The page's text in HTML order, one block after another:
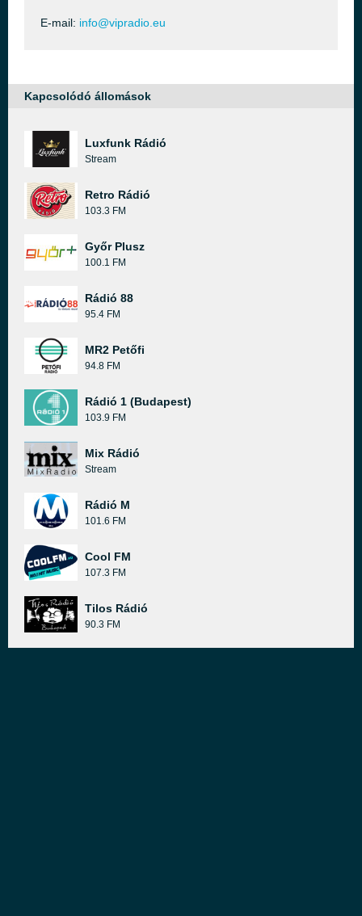
E-mail: info@vipradio.eu
Kapcsolódó állomások
Luxfunk Rádió
Stream
Retro Rádió
103.3 FM
Győr Plusz
100.1 FM
Rádió 88
95.4 FM
MR2 Petőfi
94.8 FM
Rádió 1 (Budapest)
103.9 FM
Mix Rádió
Stream
Rádió M
101.6 FM
Cool FM
107.3 FM
Tilos Rádió
90.3 FM